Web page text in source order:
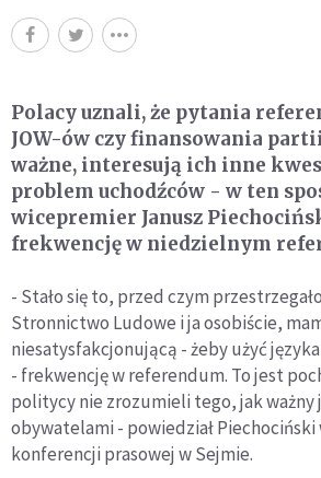
Polacy uznali, że pytania
JOW-ów czy finansowania
ważne, interesują ich inne
problem uchodźców - w ten
wicepremier Janusz
frekwencję w niedzielnym
- Stało się to, przed czym
Stronnictwo Ludowe i ja osobiście,
niesatysfakcjonującą - żeby użyć
- frekwencję w referendum. To jest
politycy nie zrozumieli tego, jak ważny
obywatelami - powiedział Piechociński
konferencji prasowej w Sejmie.